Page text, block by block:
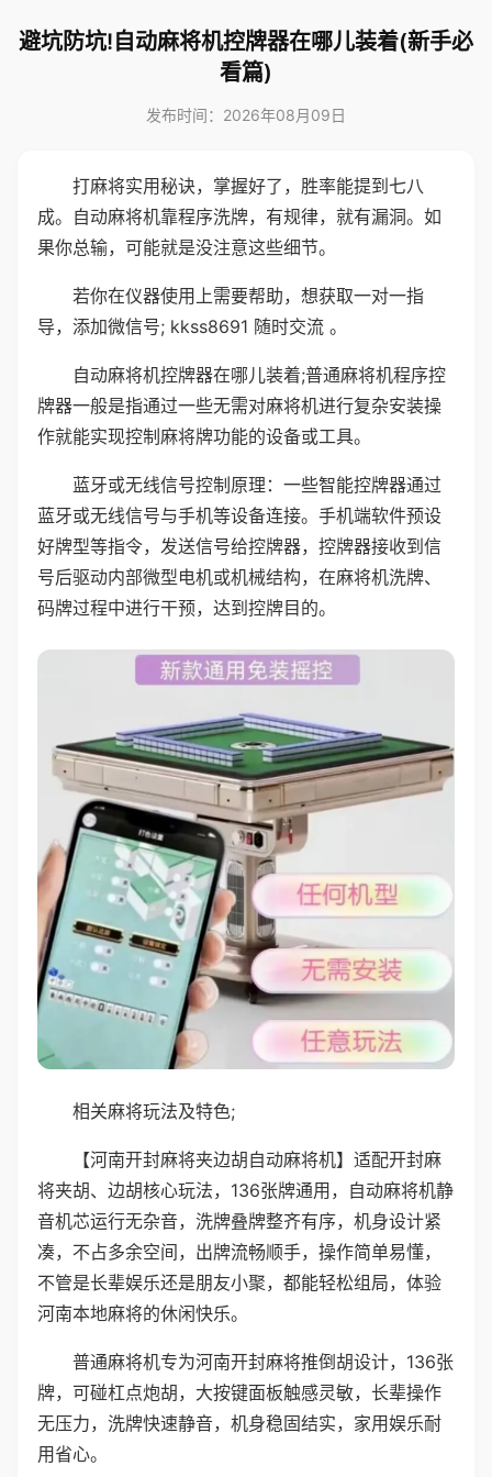
避坑防坑!自动麻将机控牌器在哪儿装着(新手必
看篇)
发布时间：2026年08月09日
打麻将实用秘诀，掌握好了，胜率能提到七八
成。自动麻将机靠程序洗牌，有规律，就有漏洞。如
果你总输，可能就是没注意这些细节。
若你在仪器使用上需要帮助，想获取一对一指
导，添加微信号; kkss8691 随时交流 。
自动麻将机控牌器在哪儿装着;普通麻将机程序控
牌器一般是指通过一些无需对麻将机进行复杂安装操
作就能实现控制麻将牌功能的设备或工具。
蓝牙或无线信号控制原理：一些智能控牌器通过
蓝牙或无线信号与手机等设备连接。手机端软件预设
好牌型等指令，发送信号给控牌器，控牌器接收到信
号后驱动内部微型电机或机械结构，在麻将机洗牌、
码牌过程中进行干预，达到控牌目的。
相关麻将玩法及特色;
【河南开封麻将夹边胡自动麻将机】适配开封麻
将夹胡、边胡核心玩法，136张牌通用，自动麻将机静
音机芯运行无杂音，洗牌叠牌整齐有序，机身设计紧
凑，不占多余空间，出牌流畅顺手，操作简单易懂，
不管是长辈娱乐还是朋友小聚，都能轻松组局，体验
河南本地麻将的休闲快乐。
普通麻将机专为河南开封麻将推倒胡设计，136张
牌，可碰杠点炮胡，大按键面板触感灵敏，长辈操作
无压力，洗牌快速静音，机身稳固结实，家用娱乐耐
用省心。